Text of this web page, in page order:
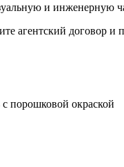
и инженерную
агентский договор и
порошковой окраской